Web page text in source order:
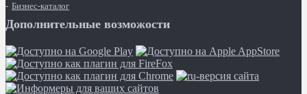
Бизнес-каталог
Дополнительные возможости